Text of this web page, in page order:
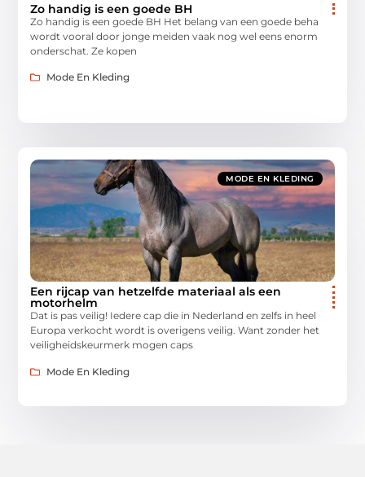
Zo handig is een goede BH
Zo handig is een goede BH Het belang van een goede beha
wordt vooral door jonge meiden vaak nog wel eens enorm
onderschat. Ze kopen
Mode En Kleding
MODE EN KLEDING
Een rijcap van hetzelfde materiaal als een
motorhelm
Dat is pas veilig! Iedere cap die in Nederland en zelfs in heel
Europa verkocht wordt is overigens veilig. Want zonder het
veiligheidskeurmerk mogen caps
Mode En Kleding